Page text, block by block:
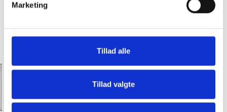
Marketing
Tillad alle
Tillad valgte
Hos Slagter Bob får du premium kød til